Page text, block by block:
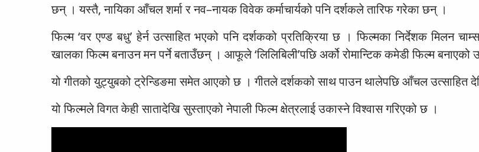
छन् । यस्तै, नायिका आँचल शर्मा र नव–नायक विवेक कर्माचार्यको पनि दर्शकले तारिफ गरेका छन् ।
फिल्म ‘वर एण्ड बधु’ हेर्न उत्साहित भएको पनि दर्शकको प्रतिक्रिया छ । फिल्मका निर्देशक मिलन
खालका फिल्म बनाउन मन पर्ने बताउँछन् । आफूले ‘लिलिबिली’पछि अर्को रोमान्टिक कमेडी फिल्म बनाएको
यो गीतको युट्युबको ट्रेन्डिङमा समेत आएको छ । गीतले दर्शकको साथ पाउन थालेपछि आँचल उत्साहित
यो फिल्मले विगत केही सातादेखि सुस्ताएको नेपाली फिल्म क्षेत्रलाई उकास्ने विश्वास गरिएको छ ।